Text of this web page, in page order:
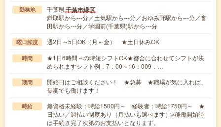
勤務地 千葉県千葉市緑区
鎌取駅から---分／土気駅から---分／おゆみ野駅から---分／誉
田駅から---分／学園前(千葉県)駅から---分
曜日頻度 週2日～5日OK（月～金） ★土日休みOK
時間
★1日6時間～の時短シフトOK★都合に合わせてシフトが決
められますシフト例：7：00～16：009：…
期間
開始日はご相談ください！ ★急募 ★職場が気に入れば、
長期でも働けます！
時給
無資格未経験：時給1500円～ 経験者：時給1750円～ ★
日払い／週払い制度あり（月払いも選べます）※稼働開始時
は手続き完了次第のお支払いとなります。